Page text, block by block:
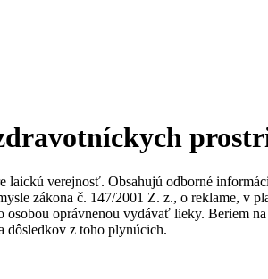
verejnosť. Obsahujú odborné
zákona č. 147/2001 Z. z., o reklame, v
oprávnenou vydávať lieky. Beriem
dôsledkov z toho plynúcich.